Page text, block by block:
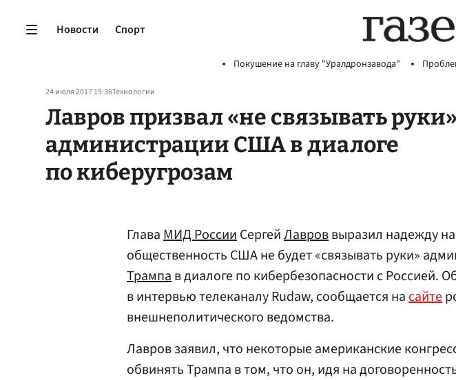
Новости Спорт
Покушение на главу "Уралдронзавода"
24 июля 2017 19:36Технологии
Лавров призвал «не связывать руки»
администрации США в диалоге
по киберугрозам
ГлаваМИД РоссииСергейЛавроввыразил надежду
общественность США не будет «связывать руки»
Трампав диалоге по кибербезопасности с Россией.
в интервью телеканалу Rudaw, сообщается насайте
внешнеполитического ведомства.
Лавров заявил, что некоторые американские
обвинять Трампа в том, что он, идя на